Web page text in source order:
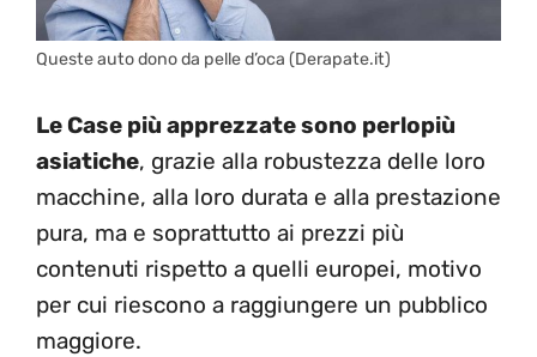
Queste auto dono da pelle d’oca (Derapate.it)
Le Case più apprezzate sono perlopiù
asiatiche, grazie alla robustezza delle loro
macchine, alla loro durata e alla prestazione
pura, ma e soprattutto ai prezzi più
contenuti rispetto a quelli europei, motivo
per cui riescono a raggiungere un pubblico
maggiore.